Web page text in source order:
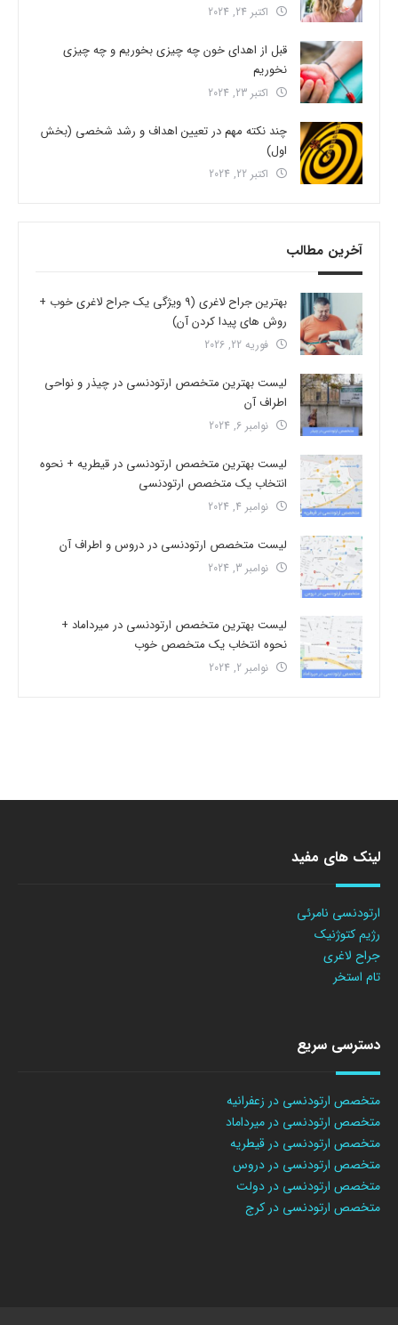
اکتبر 24, 2024
قبل از اهدای خون چه چیزی بخوریم و چه چیزی
نخوریم
اکتبر 23, 2024
چند نکته مهم در تعیین اهداف و رشد شخصی (بخش
اول)
اکتبر 22, 2024
آخرین مطالب
بهترین جراح لاغری (9 ویژگی یک جراح لاغری خوب +
روش های پیدا کردن آن)
فوریه 22, 2026
لیست بهترین متخصص ارتودنسی در چیذر و نواحی
اطراف آن
نوامبر 6, 2024
لیست بهترین متخصص ارتودنسی در قیطریه + نحوه
انتخاب یک متخصص ارتودنسی
نوامبر 4, 2024
لیست متخصص ارتودنسی در دروس و اطراف آن
نوامبر 3, 2024
لیست بهترین متخصص ارتودنسی در میرداماد +
نحوه انتخاب یک متخصص خوب
نوامبر 2, 2024
لینک های مفید
ارتودنسی نامرئی
رژیم کتوژنیک
جراح لاغری
تام استخر
دسترسی سریع
متخصص ارتودنسی در زعفرانیه
متخصص ارتودنسی در میرداماد
متخصص ارتودنسی در قیطریه
متخصص ارتودنسی در دروس
متخصص ارتودنسی در دولت
متخصص ارتودنسی در کرج